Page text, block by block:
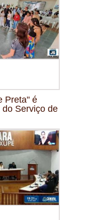
Preta" é
Serviço de